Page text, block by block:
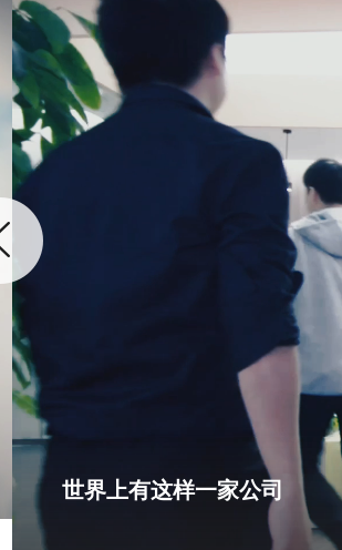
世界上有这样一家公司